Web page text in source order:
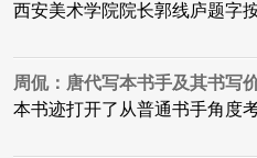
西安美术学院院长郭线庐题字
周侃：唐代写本书手及其书写
本书迹打开了从普通书手角度